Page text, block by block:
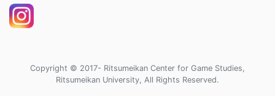
Copyright © 2017- Ritsumeikan Center for Game Studies,
Ritsumeikan University, All Rights Reserved.